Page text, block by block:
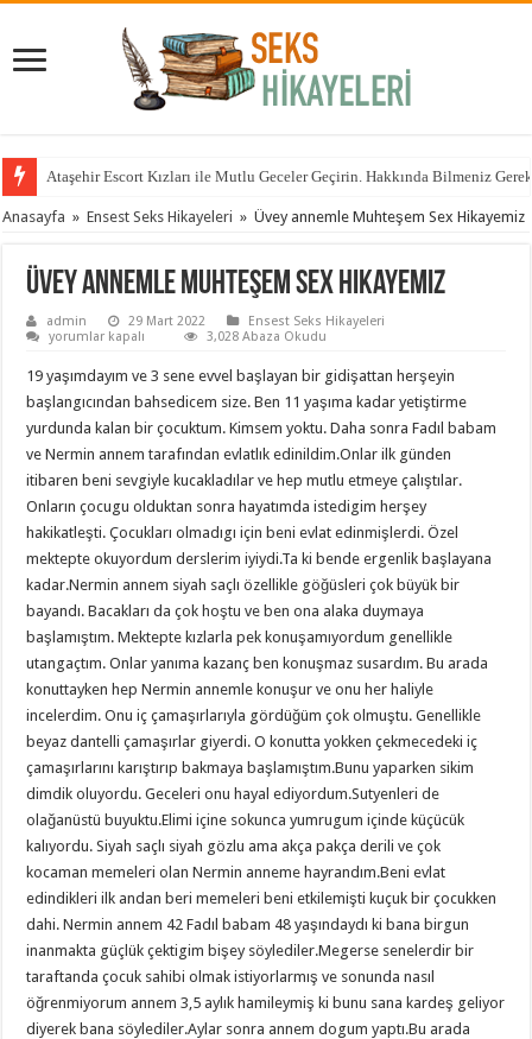
Ataşehir Escort Kızları ile Mutlu Geceler Geçirin. Hakkında Bilmeniz
Anasayfa » Ensest Seks Hikayeleri » Üvey annemle Muhteşem Sex Hikayemiz
Üvey annemle Muhteşem Sex Hikayemiz
admin 29 Mart 2022
Ensest Seks Hikayeleri
Üvey
Muhteşem
Sex
Hikayemiz
için
yorumlar kapalı 3,028 Abaza Okudu
19 yaşımdayım ve 3 sene evvel başlayan bir gidişattan herşeyin
başlangıcından bahsedicem size. Ben 11 yaşıma kadar yetiştirme
yurdunda kalan bir çocuktum. Kimsem yoktu. Daha sonra Fadıl babam
ve Nermin annem tarafından evlatlık edinildim.Onlar ilk günden
itibaren beni sevgiyle kucakladılar ve hep mutlu etmeye çalıştılar.
Onların çocugu olduktan sonra hayatımda istedigim herşey
hakikatleşti. Çocukları olmadıgı için beni evlat edinmişlerdi. Özel
mektepte okuyordum derslerim iyiydi.Ta ki bende ergenlik başlayana
kadar.Nermin annem siyah saçlı özellikle göğüsleri çok büyük bir
bayandı. Bacakları da çok hoştu ve ben ona alaka duymaya
başlamıştım. Mektepte kızlarla pek konuşamıyordum genellikle
utangaçtım. Onlar yanıma kazanç ben konuşmaz susardım. Bu arada
konuttayken hep Nermin annemle konuşur ve onu her haliyle
incelerdim. Onu iç çamaşırlarıyla gördüğüm çok olmuştu. Genellikle
beyaz dantelli çamaşırlar giyerdi. O konutta yokken çekmecedeki iç
çamaşırlarını karıştırıp bakmaya başlamıştım.Bunu yaparken sikim
dimdik oluyordu. Geceleri onu hayal ediyordum.Sutyenleri de
olağanüstü buyuktu.Elimi içine sokunca yumrugum içinde küçücük
kalıyordu. Siyah saçlı siyah gözlu ama akça pakça derili ve çok
kocaman memeleri olan Nermin anneme hayrandım.Beni evlat
edindikleri ilk andan beri memeleri beni etkilemişti kuçuk bir çocukken
dahi. Nermin annem 42 Fadıl babam 48 yaşındaydı ki bana birgun
inanmakta güçlük çektigim bişey söylediler.Megerse senelerdir bir
taraftanda çocuk sahibi olmak istiyorlarmış ve sonunda nasıl
öğrenmiyorum annem 3,5 aylık hamileymiş ki bunu sana kardeş geliyor
diyerek bana söylediler.Aylar sonra annem dogum yaptı.Bu arada